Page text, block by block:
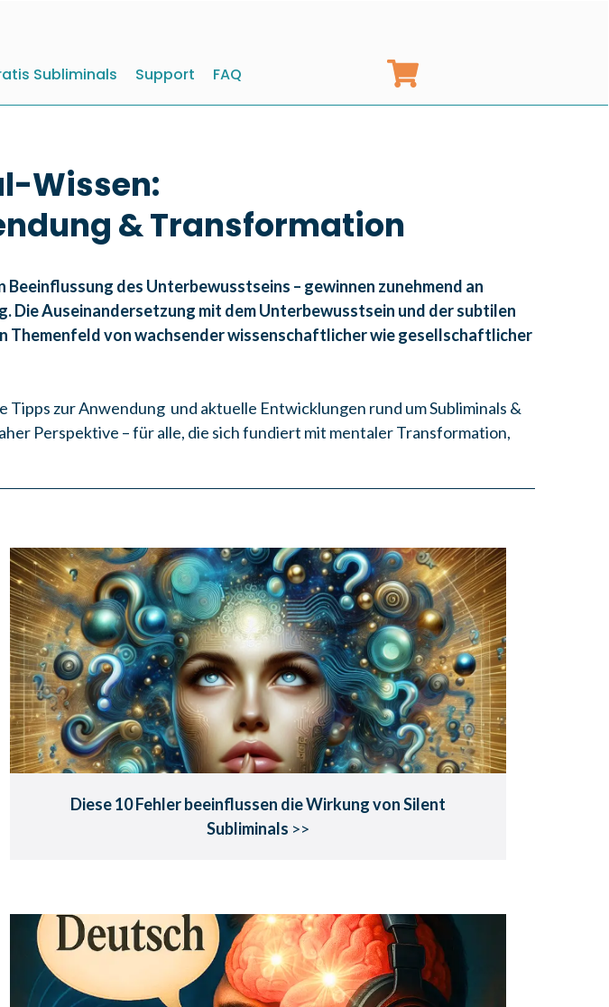
Subliminals Support FAQ
Wissen:
& Transformation
des Unterbewusstseins – gewinnen zunehmend an
Die Auseinandersetzung mit dem Unterbewusstsein und der subtilen
Themenfeld von wachsender wissenschaftlicher wie gesellschaftlicher
zur Anwendung und aktuelle Entwicklungen rund um Subliminals &
Perspektive – für alle, die sich fundiert mit mentaler Transformation,
Diese 10 Fehler beeinflussen die Wirkung
von Silent Subliminals.
So entfalten deine Silent Subliminals ihre volle Kraft.
Diese 10 Fehler beeinflussen die Wirkung von Silent
Subliminals >>
Funktionieren Subliminals auch in einer
Fremdsprache – oder nur auf Deutsch?